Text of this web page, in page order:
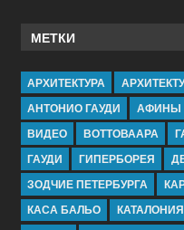
МЕТКИ
АРХИТЕКТУРА
АНТОНИО ГАУДИ
АФИНЫ
ВИДЕО
ВОТТОВААРА
ГАУДИ
ГИПЕРБОРЕЯ
ЗОДЧИЕ ПЕТЕРБУРГА
КАСА БАЛЬО
КАТАЛОНИЯ